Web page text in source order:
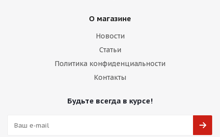
О магазине
Новости
Статьи
Политика конфиденциальности
Контакты
Будьте всегда в курсе!